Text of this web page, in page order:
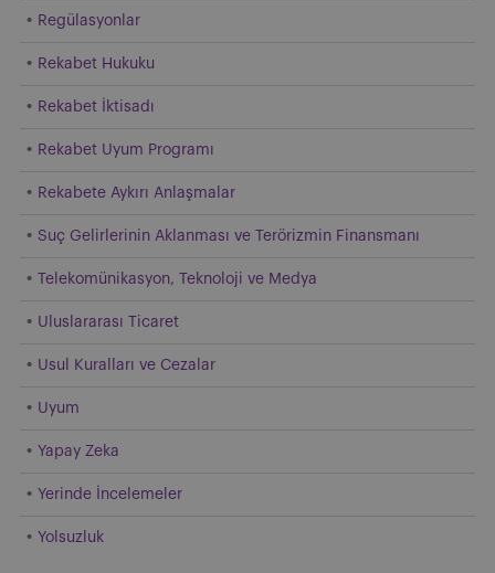
Regülasyonlar
Rekabet Hukuku
Rekabet İktisadı
Rekabet Uyum Programı
Rekabete Aykırı Anlaşmalar
Suç Gelirlerinin Aklanması ve Terörizmin Finansmanı
Telekomünikasyon, Teknoloji ve Medya
Uluslararası Ticaret
Usul Kuralları ve Cezalar
Uyum
Yapay Zeka
Yerinde İncelemeler
Yolsuzluk